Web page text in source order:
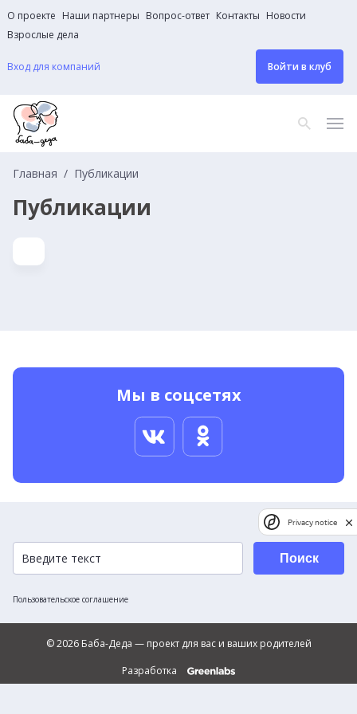
О проекте Наши партнеры Вопрос-ответ Контакты Новости
Взрослые дела
Вход для компаний Войти в клуб
Главная Публикации
Публикации
Мы в соцсетях
Пользовательское соглашение
Поиск
© 2026 Баба-Деда — проект для вас и ваших родителей
Разработка
Privacy notice